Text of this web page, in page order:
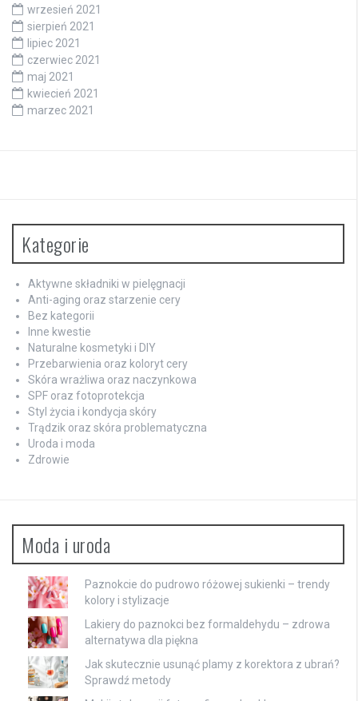
wrzesień 2021
sierpień 2021
lipiec 2021
czerwiec 2021
maj 2021
kwiecień 2021
marzec 2021
Kategorie
Aktywne składniki w pielęgnacji
Anti-aging oraz starzenie cery
Bez kategorii
Inne kwestie
Naturalne kosmetyki i DIY
Przebarwienia oraz koloryt cery
Skóra wrażliwa oraz naczynkowa
SPF oraz fotoprotekcja
Styl życia i kondycja skóry
Trądzik oraz skóra problematyczna
Uroda i moda
Zdrowie
Moda i uroda
Paznokcie do pudrowo różowej sukienki – trendy
kolory i stylizacje
Lakiery do paznokci bez formaldehydu – zdrowa
alternatywa dla piękna
Jak skutecznie usunąć plamy z korektora z ubrań?
Sprawdź metody